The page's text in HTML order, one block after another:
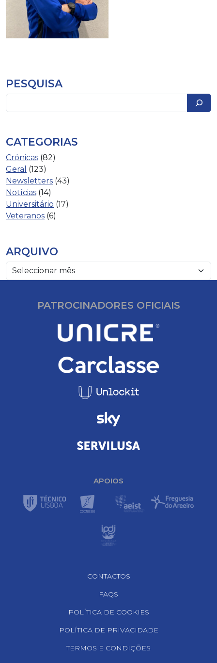
PESQUISA
CATEGORIAS
Crónicas (82)
Geral (123)
Newsletters (43)
Notícias (14)
Universitário (17)
Veteranos (6)
ARQUIVO
PATROCINADORES OFICIAIS
APOIOS
CONTACTOS
FAQS
POLÍTICA DE COOKIES
POLÍTICA DE PRIVACIDADE
TERMOS E CONDIÇÕES